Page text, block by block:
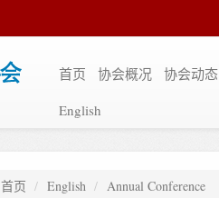
首页 协会概况 协会动态
English
首页 English Annual Conference